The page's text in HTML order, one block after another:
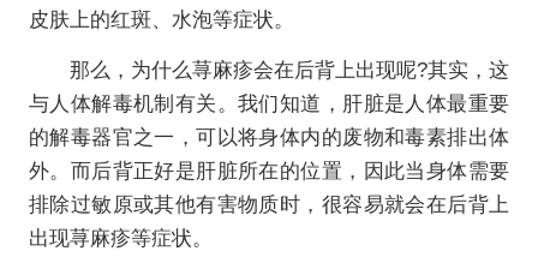
皮肤上的红斑、水泡等症状。
那么，为什么荨麻疹会在后背上出现呢?其实，这
与人体解毒机制有关。我们知道，肝脏是人体最重要
的解毒器官之一，可以将身体内的废物和毒素排出体
外。而后背正好是肝脏所在的位置，因此当身体需要
排除过敏原或其他有害物质时，很容易就会在后背上
出现荨麻疹等症状。